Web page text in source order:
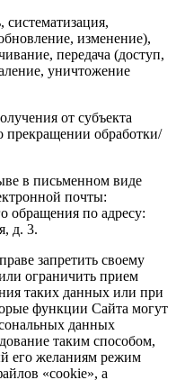
изменение),
передача (доступ,
уничтожение
от субъекта
прекращении обработки/
в письменном виде
почты:
обращения по адресу:
д. 3.
запретить своему
ограничить прием
таких данных или при
функции Сайта могут
данных
таким способом,
его желаниям режим
«cookie», а